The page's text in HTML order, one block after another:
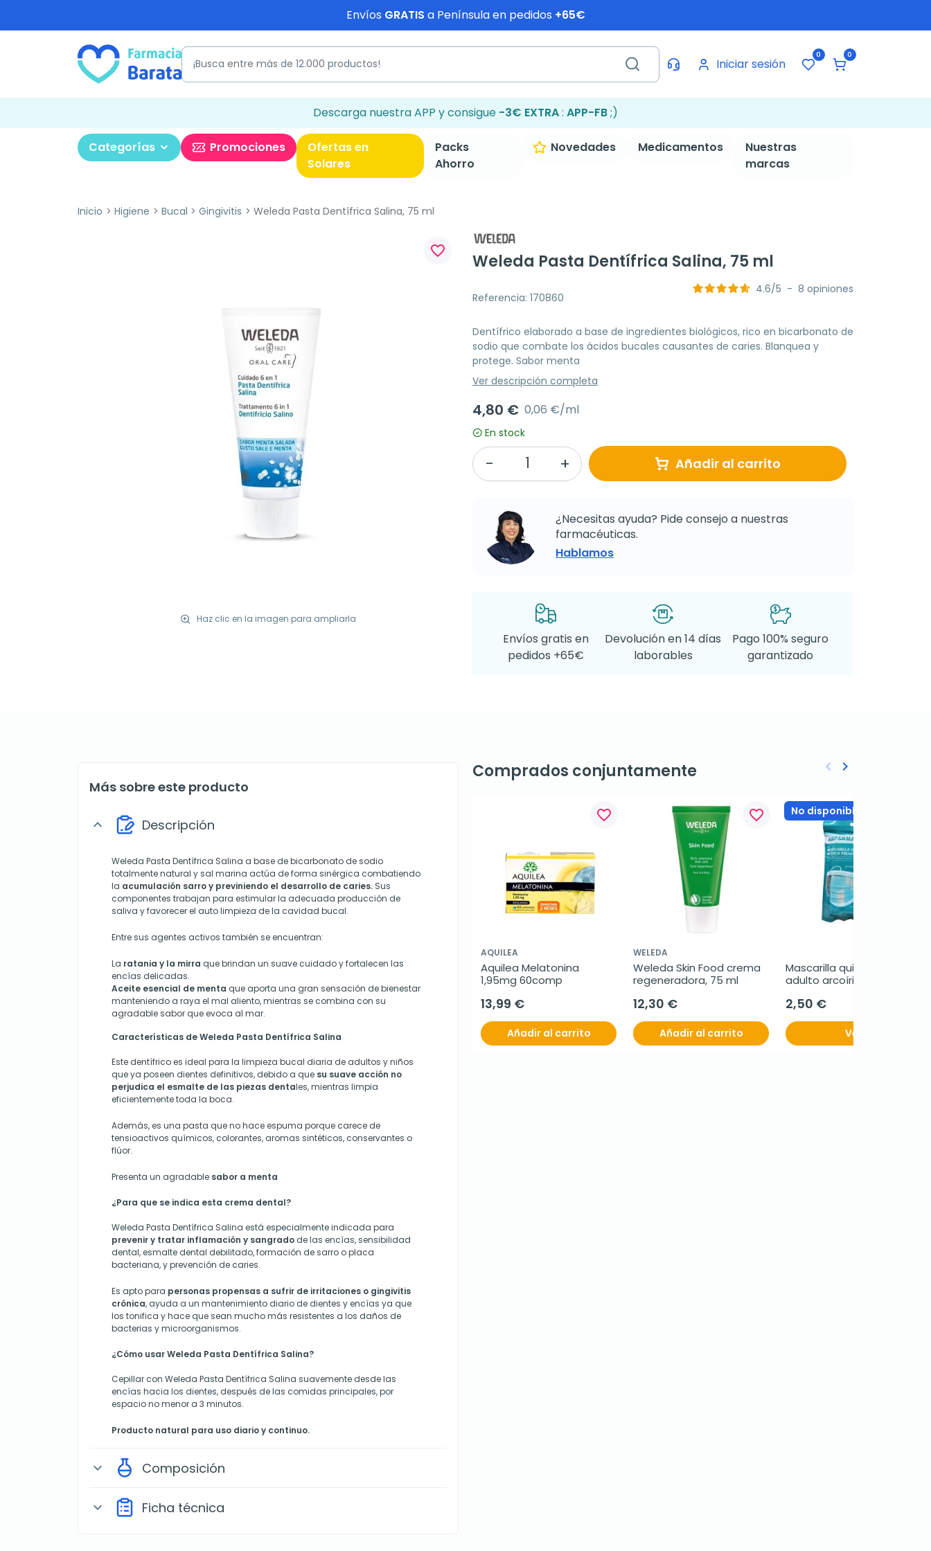
Envíos GRATIS a Península en pedidos +65€
Iniciar sesión
0 0
Descarga nuestra APP y consigue -3€ EXTRA: APP-FB;)
Categorías Promociones
Ofertas en
Solares
Packs
Ahorro
Novedades Medicamentos
Nuestras
marcas
Inicio Higiene Bucal Gingivitis Weleda Pasta Dentífrica Salina, 75 ml
Haz clic en la imagen para ampliarla
favorite_border
Weleda Pasta Dentífrica Salina, 75 ml
Referencia: 170860
4.6/5 - 8 opiniones
Dentífrico elaborado a base de ingredientes biológicos, rico en bicarbonato de
sodio que combate los ácidos bucales causantes de caries. Blanquea y
protege. Sabor menta
Ver descripción completa
4,80 € 0,06 €/ml
En stock
Añadir al carrito
¿Necesitas ayuda? Pide consejo a nuestras
farmacéuticas.
Hablamos
Envíos gratis en
pedidos +65€
Devolución en 14 días
laborables
Pago 100% seguro
garantizado
Más sobre este producto
expand_more Descripción
Weleda Pasta Dentífrica Salina a base de bicarbonato de sodio
totalmente natural y sal marina actúa de forma sinérgica combatiendo
la acumulación sarro y previniendo el desarrollo de caries. Sus
componentes trabajan para estimular la adecuada producción de
saliva y favorecer el auto limpieza de la cavidad bucal.
Entre sus agentes activos también se encuentran:
La ratania y la mirra que brindan un suave cuidado y fortalecen las
encías delicadas.
Aceite esencial de menta que aporta una gran sensación de bienestar
manteniendo a raya el mal aliento, mientras se combina con su
agradable sabor que evoca al mar.
Características de Weleda Pasta Dentífrica Salina
Este dentífrico es ideal para la limpieza bucal diaria de adultos y niños
que ya poseen dientes definitivos, debido a que su suave acción no
perjudica el esmalte de las piezas dentales, mientras limpia
eficientemente toda la boca.
Además, es una pasta que no hace espuma porque carece de
tensioactivos químicos, colorantes, aromas sintéticos, conservantes o
flúor.
Presenta un agradable sabor a menta
¿Para que se indica esta crema dental?
Weleda Pasta Dentífrica Salina está especialmente indicada para
prevenir y tratar inflamación y sangrado de las encías, sensibilidad
dental, esmalte dental debilitado, formación de sarro o placa
bacteriana, y prevención de caries.
Es apto para personas propensas a sufrir de irritaciones o gingivitis
crónica, ayuda a un mantenimiento diario de dientes y encías ya que
los tonifica y hace que sean mucho más resistentes a los daños de
bacterias y microorganismos.
¿Cómo usar Weleda Pasta Dentífrica Salina?
Cepillar con Weleda Pasta Dentífrica Salina suavemente desde las
encías hacia los dientes, después de las comidas principales, por
espacio no menor a 3 minutos.
Producto natural para uso diario y continuo.
expand_more Composición
expand_more Ficha técnica
Comprados conjuntamente
favorite_border
AQUILEA
Aquilea Melatonina
1,95mg 60comp
13,99 €
Añadir al carrito
favorite_border
WELEDA
Weleda Skin Food crema
regeneradora, 75 ml
12,30 €
Añadir al carrito
No disponible
Mascarilla quirúrgica
adulto arcoíris, 10
2,50 €
Ver
Anterior
keyboard_arrow_left Siguiente
keyboard_arrow_right